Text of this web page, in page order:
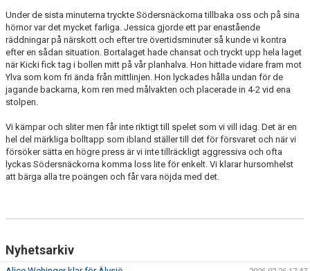
Under de sista minuterna tryckte Södersnäckorna tillbaka oss och på sina
hörnor var det mycket farliga. Jessica gjorde ett par enastående
räddningar på närskott och efter tre övertidsminuter så kunde vi kontra
efter en sådan situation. Bortalaget hade chansat och tryckt upp hela laget
när Kicki fick tag i bollen mitt på vår planhalva. Hon hittade vidare fram mot
Ylva som kom fri ända från mittlinjen. Hon lyckades hålla undan för de
jagande backarna, kom ren med målvakten och placerade in 4-2 vid ena
stolpen.
Vi kämpar och sliter men får inte riktigt till spelet som vi vill idag. Det är en
hel del märkliga bolltapp som ibland ställer till det för försvaret och när vi
försöker sätta en högre press är vi inte tillräckligt aggressiva och ofta
lyckas Södersnäckorna komma loss lite för enkelt. Vi klarar hursomhelst
att bärga alla tre poängen och får vara nöjda med det.
Nyhetsarkiv